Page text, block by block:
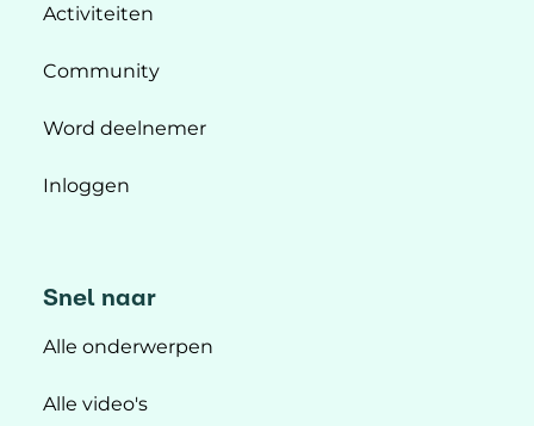
Activiteiten
Community
Word deelnemer
Inloggen
Snel naar
Alle onderwerpen
Alle video's